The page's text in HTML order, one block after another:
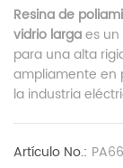
Resina de
vidrio largaes
para una alta
ampliamente en
la industria
Artículo No.: